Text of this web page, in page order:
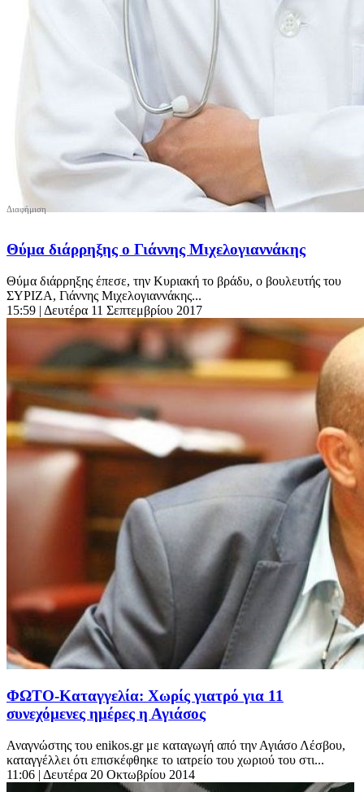
Θύμα διάρρηξης ο Γιάννης Μιχελογιαννάκης
Θύμα διάρρηξης έπεσε, την Κυριακή το βράδυ, ο βουλευτής του
ΣΥΡΙΖΑ, Γιάννης Μιχελογιαννάκης...
15:59 | Δευτέρα 11 Σεπτεμβρίου 2017
ΦΩΤΟ-Καταγγελία: Χωρίς γιατρό για 11
συνεχόμενες ημέρες η Αγιάσος
Αναγνώστης του enikos.gr με καταγωγή από την Αγιάσο Λέσβου,
καταγγέλλει ότι επισκέφθηκε το ιατρείο του χωριού του στι...
11:06 | Δευτέρα 20 Οκτωβρίου 2014